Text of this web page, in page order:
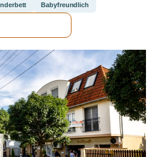
Babyfreundlich